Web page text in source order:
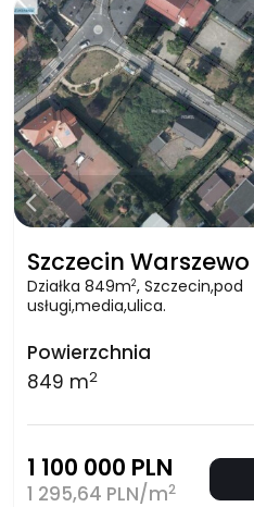
Szczecin Warszewo
Działka 849m2, Szczecin,pod
usługi,media,ulica.
Powierzchnia
849 m2
1 100 000 PLN
1 295,64 PLN/m2